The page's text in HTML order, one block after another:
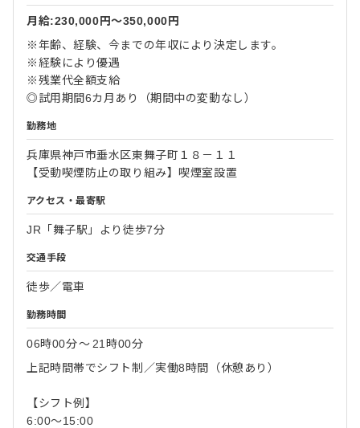
月給:230,000円〜350,000円
※年齢、経験、今までの年収により決定します。
※経験により優遇
※残業代全額支給
◎試用期間6カ月あり（期間中の変動なし）
勤務地
兵庫県神戸市垂水区東舞子町１８－１１
【受動喫煙防止の取り組み】喫煙室設置
アクセス・最寄駅
JR「舞子駅」より徒歩7分
交通手段
徒歩／電車
勤務時間
06時00分〜 21時00分
上記時間帯でシフト制／実働8時間（休憩あり）
【シフト例】
6:00～15:00